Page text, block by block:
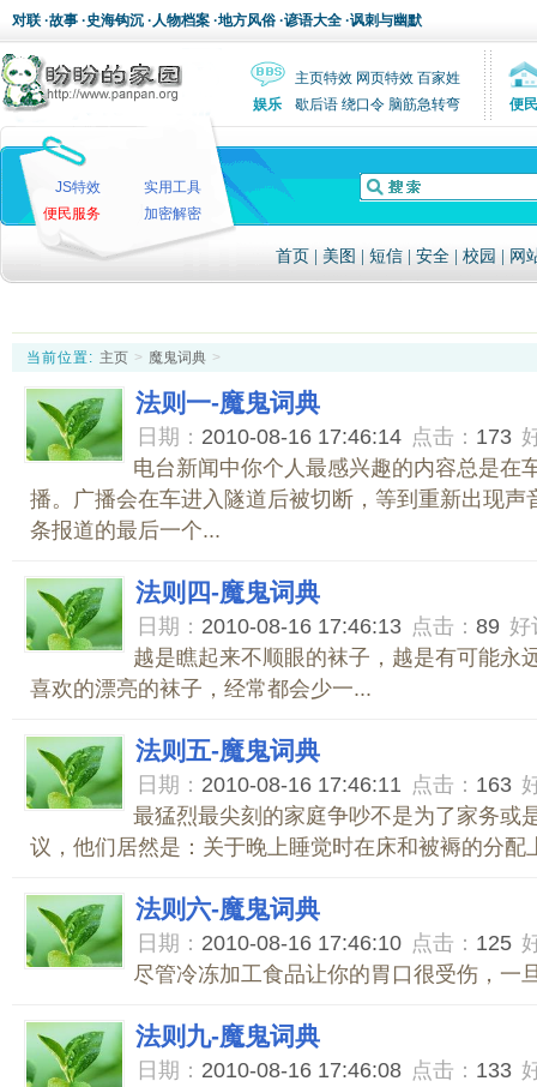
对联 ·故事 ·史海钩沉 ·人物档案 ·地方风俗 ·谚语大全 ·讽刺与幽默
主页特效 网页特效 百家姓
娱乐
歇后语 绕口令 脑筋急转弯 便民
JS特效
实用工具
便民服务
加密解密
首页 美图 短信 安全 校园 网
当前位置: 主页 > 魔鬼词典 >
法则一-魔鬼词典
日期： 2010-08-16 17:46:14 点击： 173
电台新闻中你个人最感兴趣的内容总是在
播。广播会在车进入隧道后被切断，等到重新出现
条报道的最后一个...
法则四-魔鬼词典
日期： 2010-08-16 17:46:13 点击： 89 好
越是瞧起来不顺眼的袜子，越是有可能永
喜欢的漂亮的袜子，经常都会少一...
法则五-魔鬼词典
日期： 2010-08-16 17:46:11 点击： 163
最猛烈最尖刻的家庭争吵不是为了家务或
议，他们居然是：关于晚上睡觉时在床和被褥的分配
法则六-魔鬼词典
日期： 2010-08-16 17:46:10 点击： 125
尽管冷冻加工食品让你的胃口很受伤，一
法则九-魔鬼词典
日期： 2010-08-16 17:46:08 点击： 133